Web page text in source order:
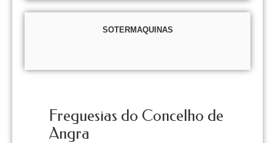
SOTERMAQUINAS
Freguesias do Concelho de
Angra